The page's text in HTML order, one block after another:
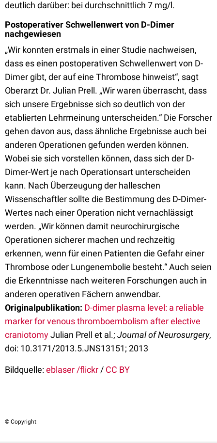
deutlich darüber: bei durchschnittlich 7 mg/l.
Postoperativer Schwellenwert von D-Dimer
nachgewiesen
„Wir konnten erstmals in einer Studie nachweisen,
dass es einen postoperativen Schwellenwert von D-
Dimer gibt, der auf eine Thrombose hinweist“, sagt
Oberarzt Dr. Julian Prell. „Wir waren überrascht, dass
sich unsere Ergebnisse sich so deutlich von der
etablierten Lehrmeinung unterscheiden.“ Die Forscher
gehen davon aus, dass ähnliche Ergebnisse auch bei
anderen Operationen gefunden werden können.
Wobei sie sich vorstellen können, dass sich der D-
Dimer-Wert je nach Operationsart unterscheiden
kann. Nach Überzeugung der halleschen
Wissenschaftler sollte die Bestimmung des D-Dimer-
Wertes nach einer Operation nicht vernachlässigt
werden. „Wir können damit neurochirurgische
Operationen sicherer machen und rechzeitig
erkennen, wenn für einen Patienten die Gefahr einer
Thrombose oder Lungenembolie besteht.“ Auch seien
die Erkenntnisse nach weiteren Forschungen auch in
anderen operativen Fächern anwendbar.
Originalpublikation: D-dimer plasma level: a reliable
marker for venous thromboembolism after elective
craniotomyJulian Prell et al.; Journal of Neurosurgery,
doi: 10.3171/2013.5.JNS13151; 2013
Bildquelle:eblaser /flickr / CC BY
© Copyright